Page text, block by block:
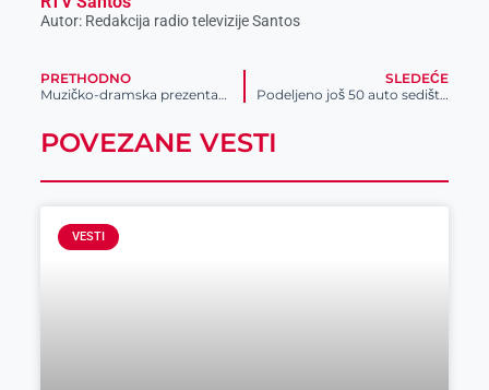
Autor: Redakcija radio televizije Santos
PRETHODNO
Muzičko-dramska prezentacija dečjeg stvaralaštva
SLEDEĆE
Podeljeno još 50 auto sedišta za bebe
POVEZANE VESTI
VESTI